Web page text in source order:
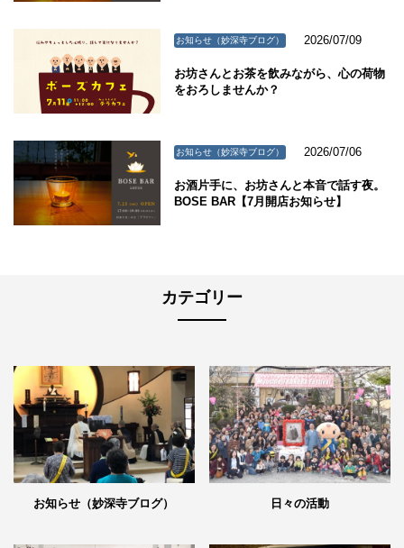
お知らせ（妙深寺ブログ） 2026/07/09
お坊さんとお茶を飲みながら、心の荷物
をおろしませんか？
お知らせ（妙深寺ブログ） 2026/07/06
お酒片手に、お坊さんと本音で話す夜。
BOSE BAR【7月開店お知らせ】
カテゴリー
お知らせ（妙深寺ブログ） 日々の活動